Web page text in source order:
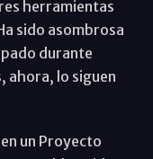
herramientas
sido asombrosa
durante
ahora, lo siguen
un Proyecto